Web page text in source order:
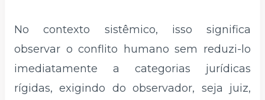
No contexto sistêmico, isso significa
observar o conflito humano sem reduzi-lo
imediatamente a categorias jurídicas
rígidas, exigindo do observador, seja juiz,